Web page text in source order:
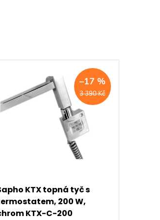
3 390 Kč
–17 %
KTX topná tyč s
200 W,
KTX-C-200